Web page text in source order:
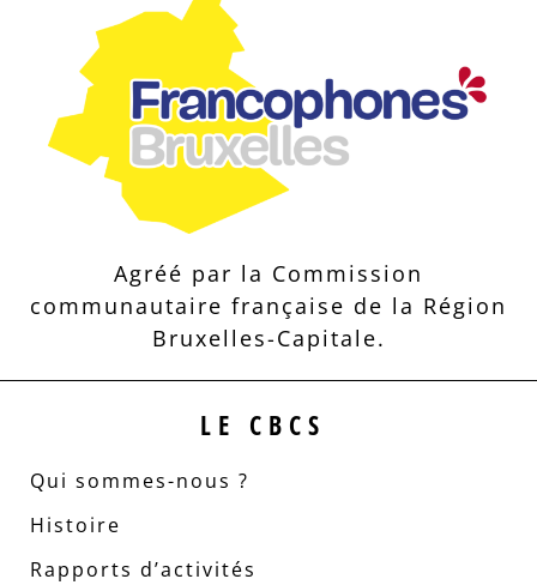
Agréé par la Commission
communautaire française de la Région
Bruxelles-Capitale.
LE CBCS
Qui sommes-nous ?
Histoire
Rapports d’activités